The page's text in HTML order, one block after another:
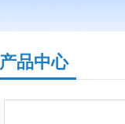
产品中心